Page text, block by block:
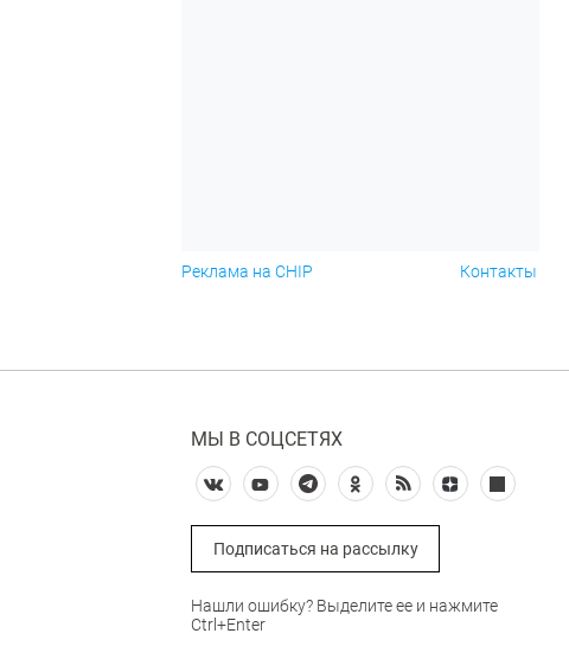
Реклама на CHIP Контакты
МЫ В СОЦСЕТЯХ
Подписаться на рассылку
Нашли ошибку? Выделите ее и нажмите
Ctrl+Enter